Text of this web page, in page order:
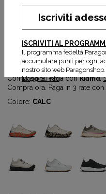
Scarpa Norda
270,00 €
Compra ora. Paga conKlarna.
Compra ora. Paga in 3 rate con
Colore: CALC
Iscriviti
ISCRIVITI AL
Il programma fedeltà
accumulare punti per ogni
nostro sito web
Maggiori info